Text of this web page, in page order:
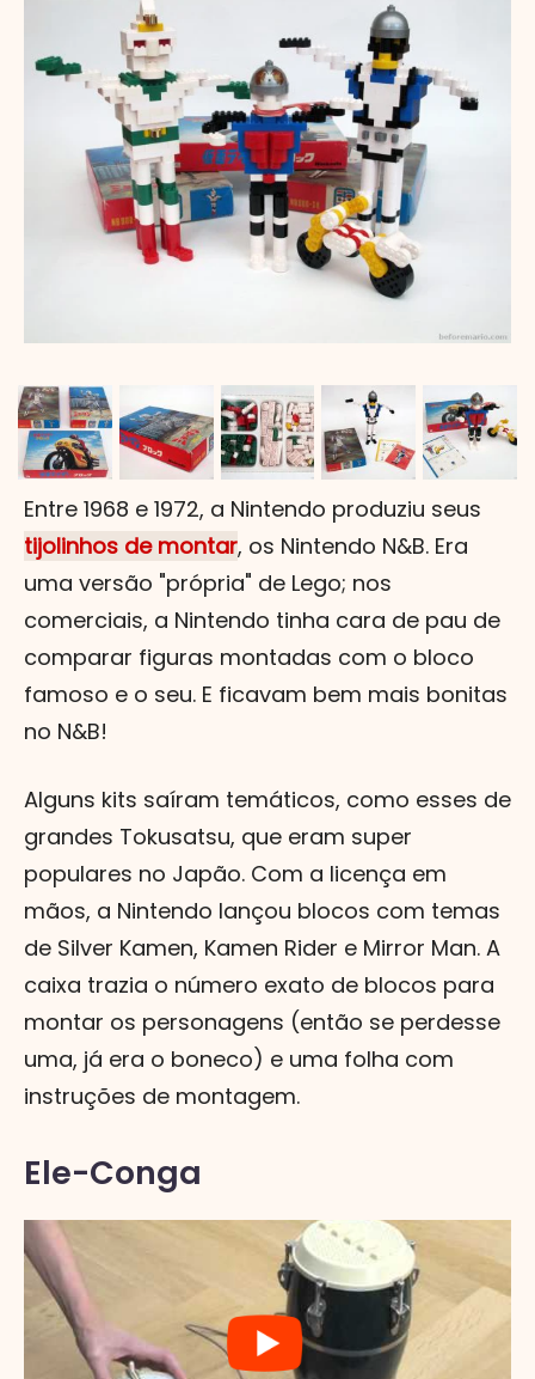
Entre 1968 e 1972, a Nintendo produziu seus
tijolinhos de montar, os Nintendo N&B. Era
uma versão "própria" de Lego; nos
comerciais, a Nintendo tinha cara de pau de
comparar figuras montadas com o bloco
famoso e o seu. E ficavam bem mais bonitas
no N&B!
Alguns kits saíram temáticos, como esses de
grandes Tokusatsu, que eram super
populares no Japão. Com a licença em
mãos, a Nintendo lançou blocos com temas
de Silver Kamen, Kamen Rider e Mirror Man. A
caixa trazia o número exato de blocos para
montar os personagens (então se perdesse
uma, já era o boneco) e uma folha com
instruções de montagem.
Ele-Conga